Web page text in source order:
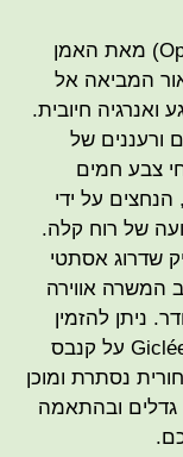
הציור "משב אופטימי" (Optimistic Breeze) מאת האמן
המביאה אל
חיובית.
ורעננים של
צבע חמים
הנחצים על ידי
של רוח קלה.
שדרוג אסתטי
המשרה אווירה
ניתן להזמין
את היצירה כהדפס פרימיום טכנולוגיית Giclée על קנבס
נסתרת ומוכן
גדלים ובהתאמה